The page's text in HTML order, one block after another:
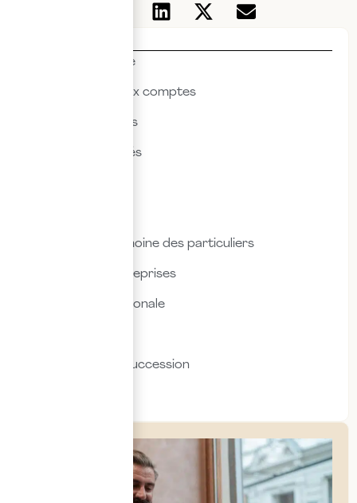
Actualités & veille
Commissariat aux comptes
Droit des affaires
Droit des sociétés
Fiscalité & patrimoine des particuliers
Fiscalité des entreprises
Fiscalité internationale
Transmission & succession